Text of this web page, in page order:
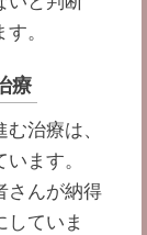
。
療
治療は、
ます。
さんが納得
していま